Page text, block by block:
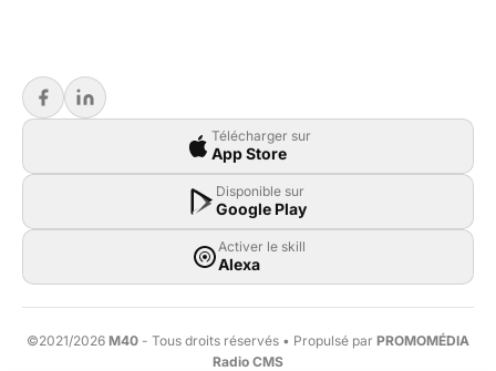
Télécharger sur
App Store
Disponible sur
Google Play
Activer le skill
Alexa
©2021/2026 M40 - Tous droits réservés • Propulsé par PROMOMÉDIA
Radio CMS